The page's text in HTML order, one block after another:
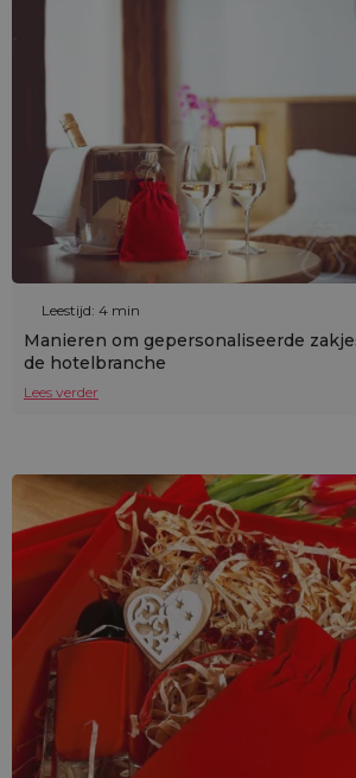
Leestijd: 4 min
Manieren om gepersonaliseerde
de hotelbranche
Lees verder